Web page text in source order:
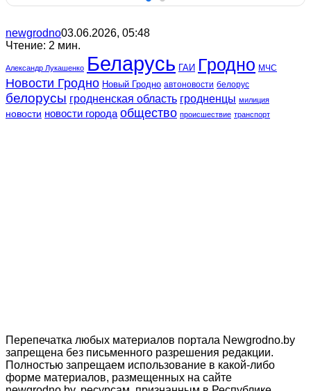
newgrodno03.06.2026, 05:48
Чтение: 2 мин.
Александр Лукашенко Беларусь ГАИ Гродно МЧС
Новости Гродно Новый Гродно автоновости белорус
белорусы гродненская область гродненцы милиция
новости новости города общество происшествие транспорт
Перепечатка любых материалов портала Newgrodno.by
запрещена без письменного разрешения редакции.
Полностью запрещаем использование в какой-либо
форме материалов, размещенных на сайте